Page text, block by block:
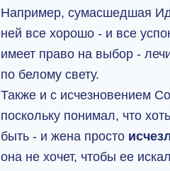
Например, сумасшедшая
ней все хорошо - и все
имеет право на выбор -
по белому свету.
Также и с исчезновением
поскольку понимал, что
быть - и жена просто
она не хочет, чтобы ее